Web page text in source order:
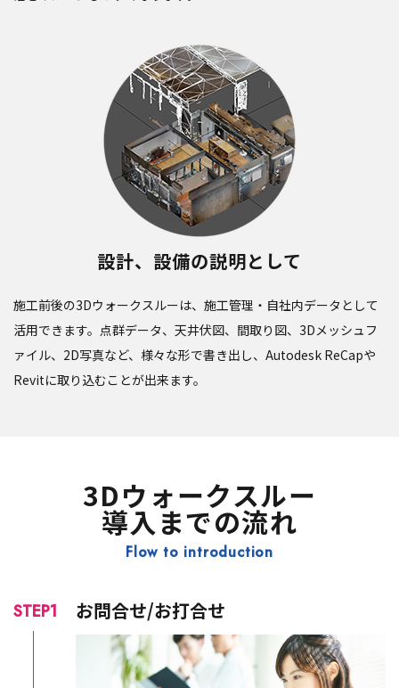
設計、設備の説明として
施工前後の3Dウォークスルーは、施工管理・自社内データとして
活用できます。点群データ、天井伏図、間取り図、3Dメッシュフ
ァイル、2D写真など、様々な形で書き出し、Autodesk ReCapや
Revitに取り込むことが出来ます。
3Dウォークスルー
導入までの流れ
Flow to introduction
STEP1 お問合せ/お打合せ